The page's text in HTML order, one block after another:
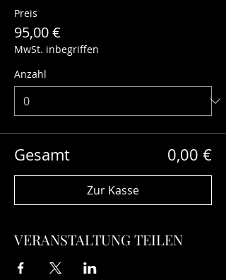
Preis
95,00 €
MwSt. inbegriffen
Anzahl
Gesamt 0,00 €
Zur Kasse
VERANSTALTUNG TEILEN